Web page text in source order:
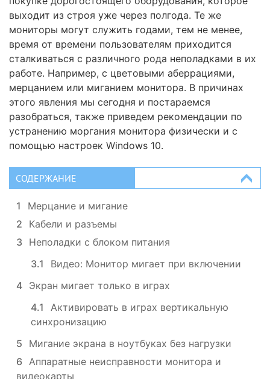
выходит из строя уже через полгода. Те же
мониторы могут служить годами, тем не менее,
время от времени пользователям приходится
сталкиваться с различного рода неполадками в их
работе. Например, с цветовыми аберрациями,
мерцанием или миганием монитора. В причинах
этого явления мы сегодня и постараемся
разобраться, также приведем рекомендации по
устранению моргания монитора физически и с
помощью настроек Windows 10.
СОДЕРЖАНИЕ
1
Мерцание и мигание
2
Кабели и разъемы
3 Неполадки с блоком питания
3.1
Видео: Монитор мигает при включении
4 Экран мигает только в играх
4.1
Активировать в играх вертикальную
синхронизацию
5
Мигание экрана в ноутбуках без нагрузки
6 Аппаратные неисправности монитора и
видеокарты